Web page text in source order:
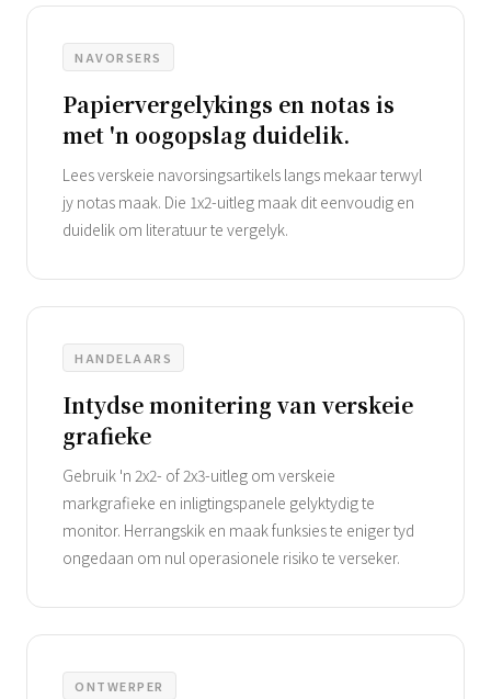
NAVORSERS
Papiervergelykings en notas is
met 'n oogopslag duidelik.
Lees verskeie navorsingsartikels langs mekaar terwyl
jy notas maak. Die 1x2-uitleg maak dit eenvoudig en
duidelik om literatuur te vergelyk.
HANDELAARS
Intydse monitering van verskeie
grafieke
Gebruik 'n 2x2- of 2x3-uitleg om verskeie
markgrafieke en inligtingspanele gelyktydig te
monitor. Herrangskik en maak funksies te eniger tyd
ongedaan om nul operasionele risiko te verseker.
ONTWERPER